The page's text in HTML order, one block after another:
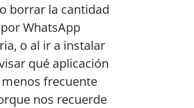
borrar la cantidad
WhatsApp
o al ir a instalar
qué aplicación
frecuente
nos recuerde